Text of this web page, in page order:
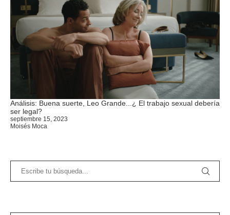
Análisis: Buena suerte, Leo Grande...¿ El trabajo sexual debería
ser legal?
septiembre 15, 2023
Moisés Moca